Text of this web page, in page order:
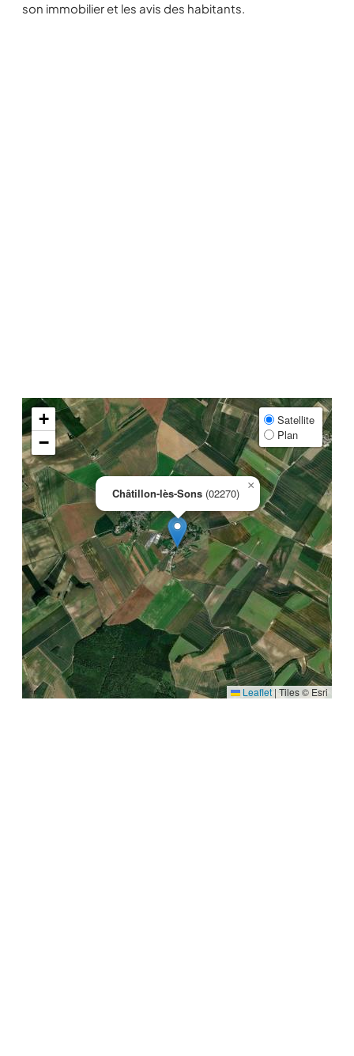
son immobilier et les avis des habitants.
Châtillon-lès-Sons (02270)
×
+
−
Satellite
Plan
Leaflet | Tiles © Esri